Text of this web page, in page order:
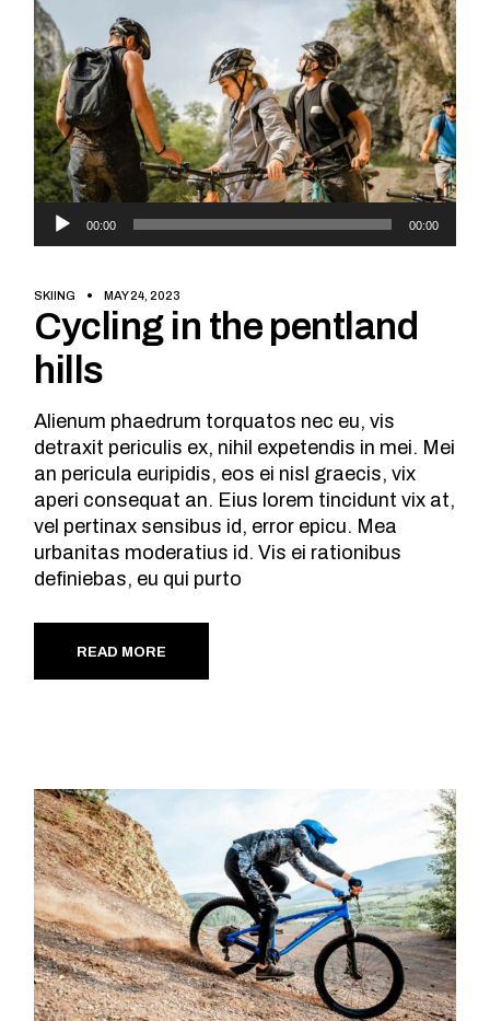
Audio
Player
00:00 00:00
SKIING MAY 24, 2023
Cycling in the pentland
hills
Alienum phaedrum torquatos nec eu, vis
detraxit periculis ex, nihil expetendis in mei. Mei
an pericula euripidis, eos ei nisl graecis, vix
aperi consequat an. Eius lorem tincidunt vix at,
vel pertinax sensibus id, error epicu. Mea
urbanitas moderatius id. Vis ei rationibus
definiebas, eu qui purto
READ MORE